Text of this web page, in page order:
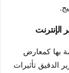
الإنترنت
بها كمعارض
الدقيق تأثيرات